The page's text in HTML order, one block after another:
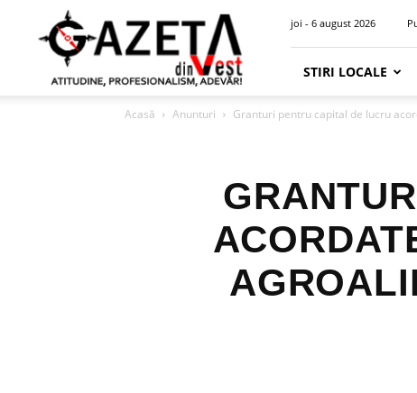
Gazeta
din
Vest
joi - 6 august 2026
STIRI LOCALE
Acasă Anunturi Granturi pentru capital de lucru